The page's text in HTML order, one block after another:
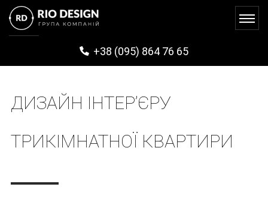
+38 (095) 864 76 65
ДИЗАЙН ІНТЕР’ЄРУ
ТРИКІМНАТНОЇ КВАРТИРИ